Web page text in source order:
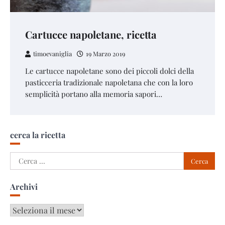
Cartucce napoletane, ricetta
timoevaniglia 19 Marzo 2019
Le cartucce napoletane sono dei piccoli dolci della
pasticceria tradizionale napoletana che con la loro
semplicità portano alla memoria sapori…
cerca la ricetta
Ricerca
per:
Archivi
Archivi